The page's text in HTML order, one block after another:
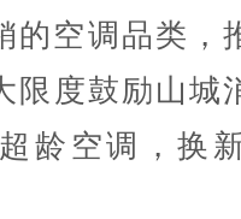
的空调品类，
限度鼓励山城
龄空调，换